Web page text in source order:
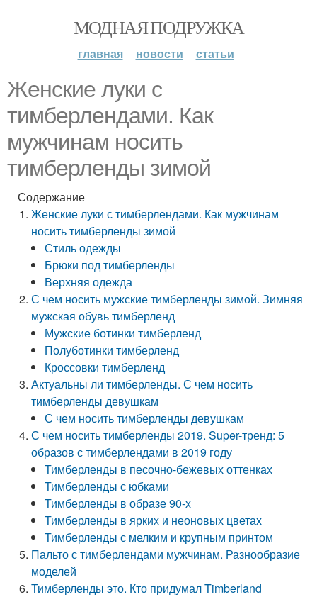
МОДНАЯ ПОДРУЖКА
главная новости статьи
Женские луки с
тимберлендами. Как
мужчинам носить
тимберленды зимой
Содержание
Женские луки с тимберлендами. Как мужчинам
носить тимберленды зимой
Стиль одежды
Брюки под тимберленды
Верхняя одежда
С чем носить мужские тимберленды зимой. Зимняя
мужская обувь тимберленд
Мужские ботинки тимберленд
Полуботинки тимберленд
Кроссовки тимберленд
Актуальны ли тимберленды. С чем носить
тимберленды девушкам
С чем носить тимберленды девушкам
С чем носить тимберленды 2019. Super-тренд: 5
образов с тимберлендами в 2019 году
Тимберленды в песочно-бежевых оттенках
Тимберленды с юбками
Тимберленды в образе 90-х
Тимберленды в ярких и неоновых цветах
Тимберленды с мелким и крупным принтом
Пальто с тимберлендами мужчинам. Разнообразие
моделей
Тимберленды это. Кто придумал Timberland